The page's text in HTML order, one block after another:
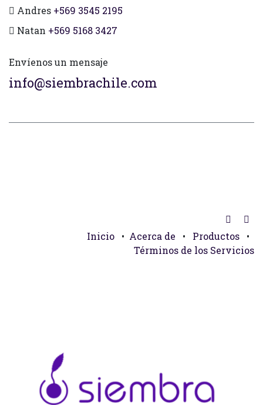
Andres +569 3545 2195
Natan +569 5168 3427
Envíenos un mensaje
info@siembrachile.com
Inicio • Acerca de • Productos
•
Términos de los Servicios